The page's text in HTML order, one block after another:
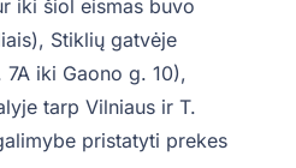
iki šiol eismas buvo
Stiklių gatvėje
iki Gaono g. 10),
tarp Vilniaus ir T.
pristatyti prekes